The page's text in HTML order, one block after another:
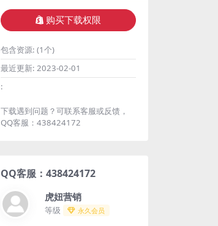
购买下载权限
包含资源: (1个)
最近更新: 2023-02-01
:
下载遇到问题？可联系客服或反馈，
QQ客服：438424172
QQ客服：438424172
虎妞营销
等级 永久会员